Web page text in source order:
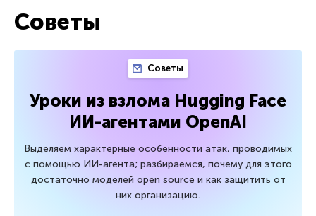
Советы
Советы
Уроки из взлома Hugging Face
ИИ-агентами OpenAI
Выделяем характерные особенности атак, проводимых
с помощью ИИ-агента; разбираемся, почему для этого
достаточно моделей open source и как защитить от
них организацию.